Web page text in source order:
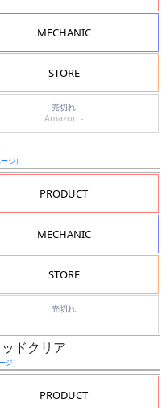
MECHANIC
STORE
売切れ
Amazon -
ジ）
PRODUCT
MECHANIC
STORE
売切れ
-
ドクリア
ジ）
PRODUCT